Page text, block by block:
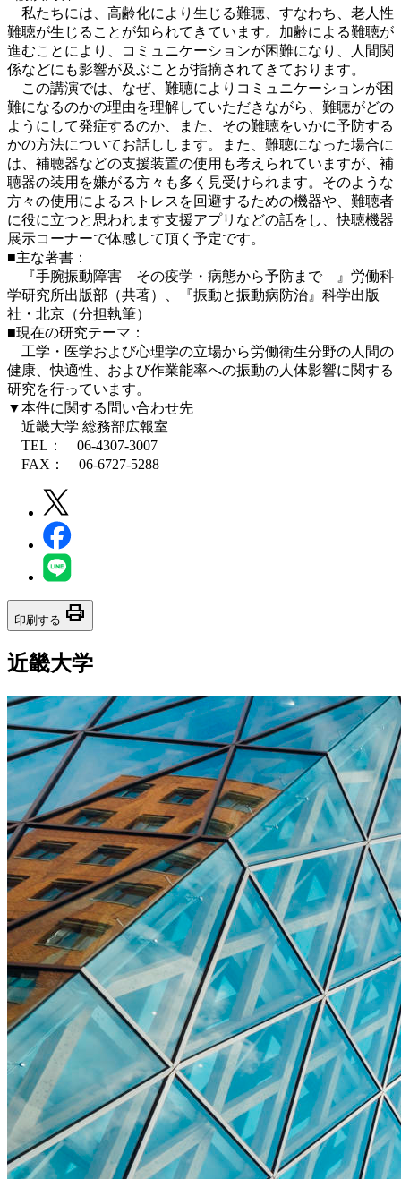
私たちには、高齢化により生じる難聴、すなわち、老人性
難聴が生じることが知られてきています。加齢による難聴が
進むことにより、コミュニケーションが困難になり、人間関
係などにも影響が及ぶことが指摘されてきております。
この講演では、なぜ、難聴によりコミュニケーションが困
難になるのかの理由を理解していただきながら、難聴がどの
ようにして発症するのか、また、その難聴をいかに予防する
かの方法についてお話しします。また、難聴になった場合に
は、補聴器などの支援装置の使用も考えられていますが、補
聴器の装用を嫌がる方々も多く見受けられます。そのような
方々の使用によるストレスを回避するための機器や、難聴者
に役に立つと思われます支援アプリなどの話をし、快聴機器
展示コーナーで体感して頂く予定です。
■主な著書：
『手腕振動障害―その疫学・病態から予防まで―』労働科
学研究所出版部（共著）、『振動と振動病防治』科学出版
社・北京（分担執筆）
■現在の研究テーマ：
工学・医学および心理学の立場から労働衛生分野の人間の
健康、快適性、および作業能率への振動の人体影響に関する
研究を行っています。
▼本件に関する問い合わせ先
近畿大学 総務部広報室
TEL： 06-4307-3007
FAX： 06-6727-5288
印刷する print
近畿大学